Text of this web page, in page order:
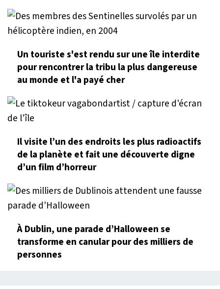
Un touriste s'est rendu sur une île interdite
pour rencontrer la tribu la plus dangereuse
au monde et l'a payé cher
Il visite l’un des endroits les plus radioactifs
de la planète et fait une découverte digne
d’un film d’horreur
À Dublin, une parade d’Halloween se
transforme en canular pour des milliers de
personnes